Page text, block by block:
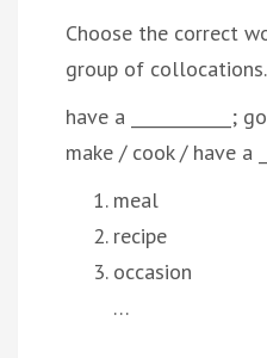
Choose the correct
group of collocations.
have a ____________;
make / cook / have a
meal
recipe
occasion
…